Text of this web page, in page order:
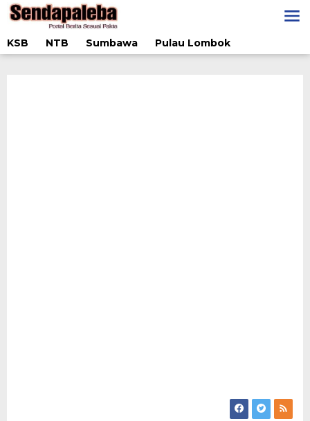
Lewati
ke
KSB
NTB Sumbawa Pulau Lombok